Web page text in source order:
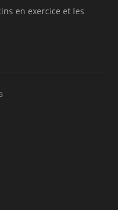
en exercice et les